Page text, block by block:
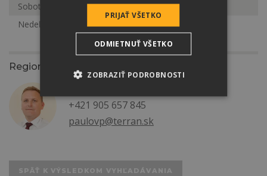
Sobota
Zatvorené
Nedeľa
Zatvorené
Regionálny zástupca
+421 905 657 845
paulovp@terran.sk
SPÄŤ K VÝSLEDKOM VYHĽADÁVANIA
PRIJAŤ VŠETKO
ODMIETNUŤ VŠETKO
ZOBRAZIŤ PODROBNOSTI